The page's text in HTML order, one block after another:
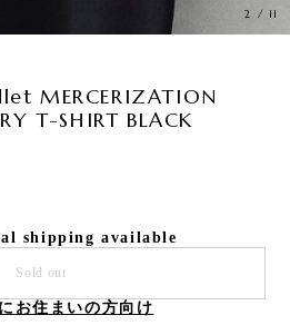
3 / 11
MERCERIZATION
T-SHIRT BLACK
shipping available
Sold out
お住まいの方向け